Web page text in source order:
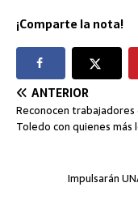
¡Comparte la nota!
ANTERIOR
Reconocen
Toledo con quienes más
Impulsarán